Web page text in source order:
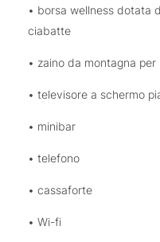
• borsa wellness dotata
ciabatte
• zaino da montagna
• televisore a schermo
• minibar
• telefono
• cassaforte
• Wi-fi